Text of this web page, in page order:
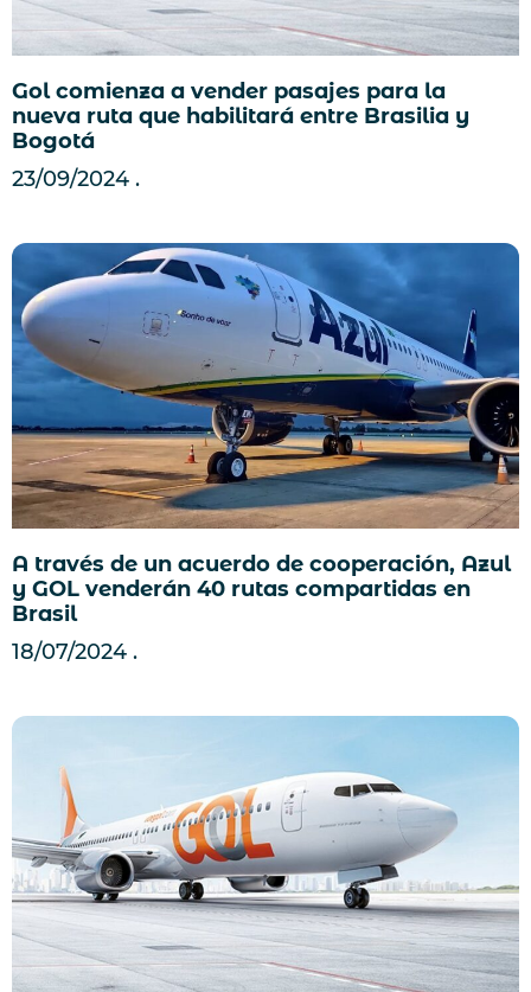
Gol comienza a vender pasajes para la
nueva ruta que habilitará entre Brasilia y
Bogotá
23/09/2024
A través de un acuerdo de cooperación, Azul
y GOL venderán 40 rutas compartidas en
Brasil
18/07/2024